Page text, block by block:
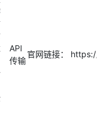
API
传输
官网链接： https://